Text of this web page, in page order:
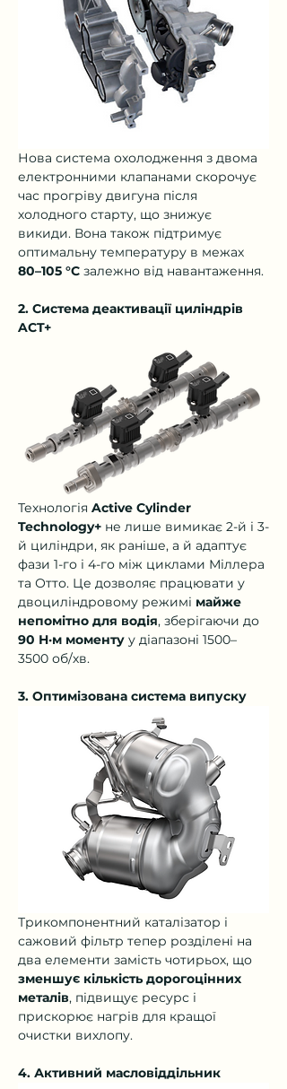
Нова система охолодження з двома
електронними клапанами скорочує
час прогріву двигуна після
холодного старту, що знижує
викиди. Вона також підтримує
оптимальну температуру в межах
80–105 °C залежно від навантаження.
2. Система деактивації циліндрів
ACT+
Технологія Active Cylinder
Technology+ не лише вимикає 2-й і 3-
й циліндри, як раніше, а й адаптує
фази 1-го і 4-го між циклами Міллера
та Отто. Це дозволяє працювати у
двоциліндровому режимі майже
непомітно для водія, зберігаючи до
90 Н·м моменту у діапазоні 1500–
3500 об/хв.
3. Оптимізована система випуску
Трикомпонентний каталізатор і
сажовий фільтр тепер розділені на
два елементи замість чотирьох, що
зменшує кількість дорогоцінних
металів, підвищує ресурс і
прискорює нагрів для кращої
очистки вихлопу.
4. Активний масловіддільник